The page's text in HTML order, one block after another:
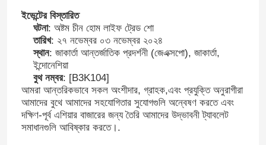
ইভেন্টের বিস্তারিত
ঘটনা: অষ্টম চীন হোম লাইফ ট্রেড শো
তারিখ: ২৭ নভেম্বর ০৩ নভেম্বর ২০২৪
স্থান: জাকার্তা আন্তর্জাতিক প্রদর্শনী (জেএক্সপো), জাকার্তা,
ইন্দোনেশিয়া
বুথ নম্বর: [B3K104]
আমরা আন্তরিকভাবে সকল অংশীদার, গ্রাহক,এবং প্রযুক্তি অনুরাগীরা
আমাদের বুথে আমাদের সহযোগিতার সুযোগগুলি অন্বেষণ করতে এবং
দক্ষিণ-পূর্ব এশিয়ার বাজারের জন্য তৈরি আমাদের উদ্ভাবনী ট্যাবলেট
সমাধানগুলি আবিষ্কার করতে।.